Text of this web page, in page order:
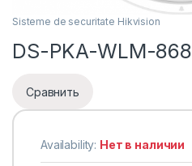
Sisteme de securitate Hikvision
DS-PKA-WLM-868
Сравнить
Availability: Нет в наличии